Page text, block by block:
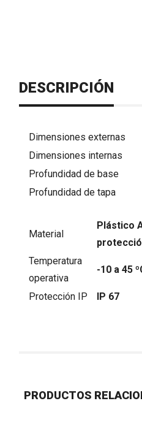
DESCRIPCIÓN
Dimensiones externas
Dimensiones internas
Profundidad de base
Profundidad de tapa
Material
Plástico
Temperatura
operativa
-10 a 45
Protección IP IP 67
PRODUCTOS